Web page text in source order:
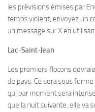
les prévisions émises par
temps violent, envoyez un
un message sur X en
Lac-Saint-Jean
Les premiers flocons
de pays. Ce sera sous
qui par moment sera
que la nuit suivante, elle va